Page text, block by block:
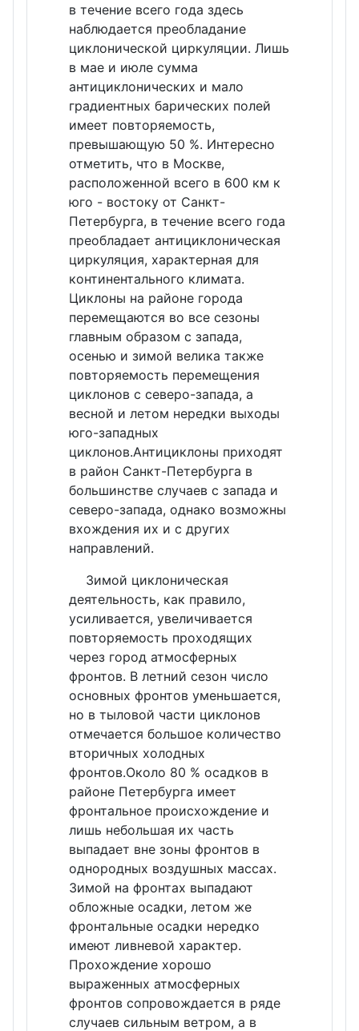
в течение всего года здесь
наблюдается преобладание
циклонической циркуляции. Лишь
в мае и июле сумма
антициклонических и мало
градиентных барических полей
имеет повторяемость,
превышающую 50 %. Интересно
отметить, что в Москве,
расположенной всего в 600 км к
юго - востоку от Санкт-
Петербурга, в течение всего года
преобладает антициклоническая
циркуляция, характерная для
континентального климата.
Циклоны на районе города
перемещаются во все сезоны
главным образом с запада,
осенью и зимой велика также
повторяемость перемещения
циклонов с северо-запада, а
весной и летом нередки выходы
юго-западных
циклонов.Антициклоны приходят
в район Санкт-Петербурга в
большинстве случаев с запада и
северо-запада, однако возможны
вхождения их и с других
направлений.
Зимой циклоническая
деятельность, как правило,
усиливается, увеличивается
повторяемость проходящих
через город атмосферных
фронтов. В летний сезон число
основных фронтов уменьшается,
но в тыловой части циклонов
отмечается большое количество
вторичных холодных
фронтов.Около 80 % осадков в
районе Петербурга имеет
фронтальное происхождение и
лишь небольшая их часть
выпадает вне зоны фронтов в
однородных воздушных массах.
Зимой на фронтах выпадают
обложные осадки, летом же
фронтальные осадки нередко
имеют ливневой характер.
Прохождение хорошо
выраженных атмосферных
фронтов сопровождается в ряде
случаев сильным ветром, а в